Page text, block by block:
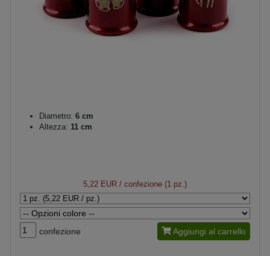
Diametro: 6 cm
Altezza: 11 cm
5,22 EUR / confezione (1 pz.)
confezione Aggiungi al carrello